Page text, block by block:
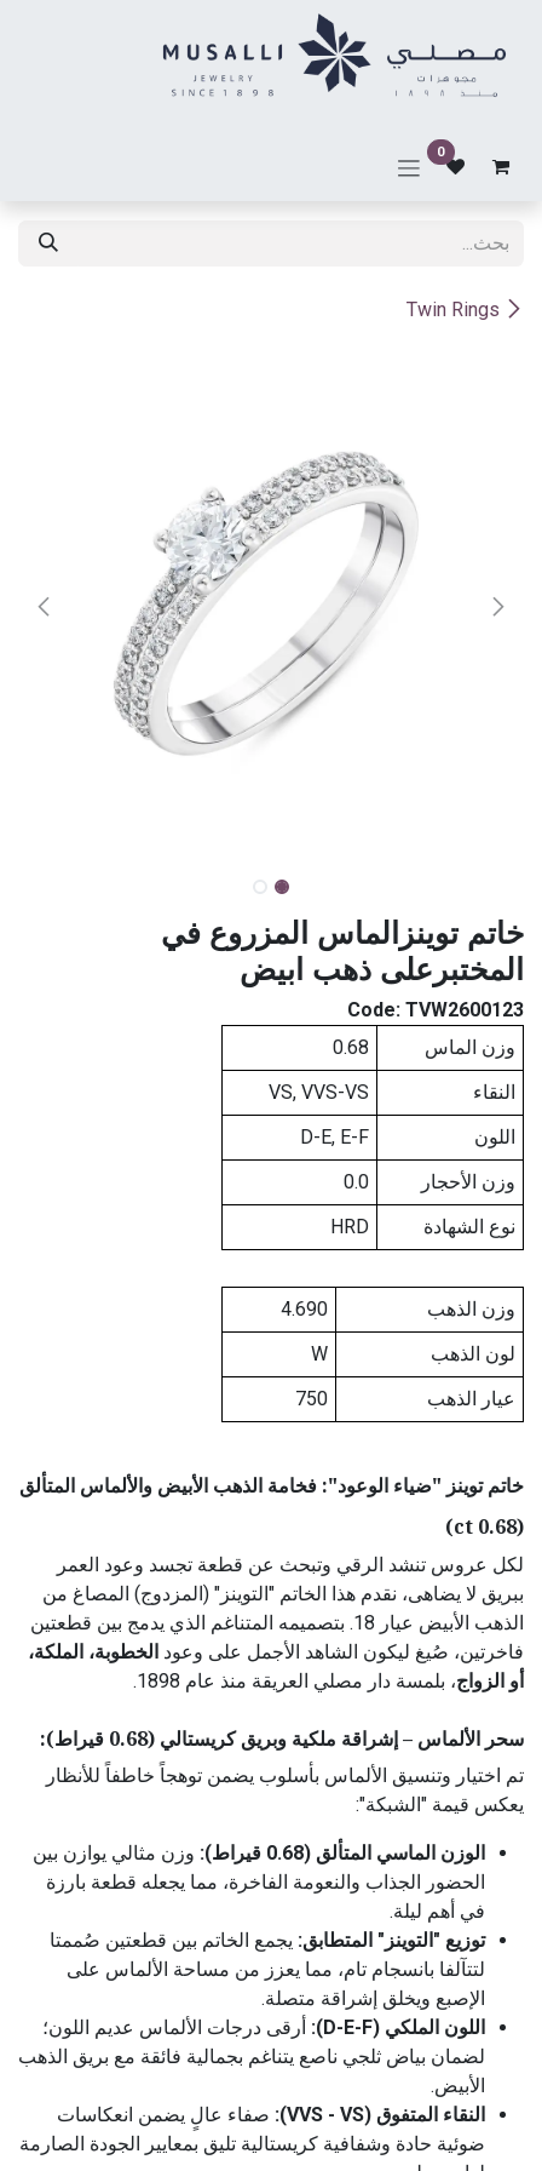
0
Twin Rings
خاتم توينزالماس المزروع في
المختبرعلى ذهب ابيض
Code: TVW2600123
وزن الماس
0.68
النقاء
VS, VVS-VS
اللون
D-E, E-F
وزن الأحجار
0.0
نوع الشهادة
HRD
وزن الذهب
4.690
لون الذهب
W
عيار الذهب
750
خاتم توينز "ضياء الوعود": فخامة الذهب الأبيض والألماس المتألق
(0.68 ct)
لكل عروس تنشد الرقي وتبحث عن قطعة تجسد وعود العمر
ببريق لا يضاهى، نقدم هذا الخاتم "التوينز" (المزدوج) المصاغ من
الذهب الأبيض عيار 18. بتصميمه المتناغم الذي يدمج بين قطعتين
فاخرتين، صُيغ ليكون الشاهد الأجمل على وعود الخطوبة، الملكة،
أو الزواج، بلمسة دار مصلي العريقة منذ عام 1898.
سحر الألماس – إشراقة ملكية وبريق كريستالي (0.68 قيراط):
تم اختيار وتنسيق الألماس بأسلوب يضمن توهجاً خاطفاً للأنظار
يعكس قيمة "الشبكة":
الوزن الماسي المتألق (0.68 قيراط):
وزن مثالي يوازن بين
الحضور الجذاب والنعومة الفاخرة، مما يجعله قطعة بارزة
في أهم ليلة.
توزيع "التوينز" المتطابق: يجمع الخاتم بين قطعتين صُممتا
لتتآلفا بانسجام تام، مما يعزز من مساحة الألماس على
الإصبع ويخلق إشراقة متصلة.
اللون الملكي (D-E-F):
أرقى درجات الألماس عديم اللون؛
لضمان بياض ثلجي ناصع يتناغم بجمالية فائقة مع بريق الذهب
الأبيض.
النقاء المتفوق (VVS - VS):
صفاء عالٍ يضمن انعكاسات
ضوئية حادة وشفافية كريستالية تليق بمعايير الجودة الصارمة